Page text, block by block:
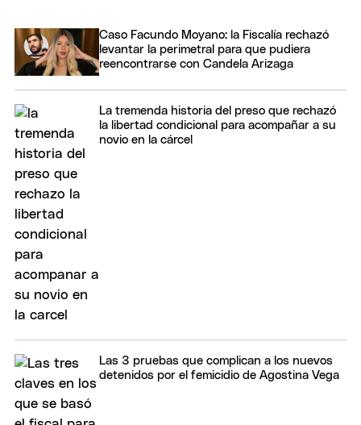
Caso Facundo Moyano: la Fiscalía rechazó
levantar la perimetral para que pudiera
reencontrarse con Candela Arizaga
La tremenda historia del preso que rechazó
la libertad condicional para acompañar a su
novio en la cárcel
Las 3 pruebas que complican a los nuevos
detenidos por el femicidio de Agostina Vega